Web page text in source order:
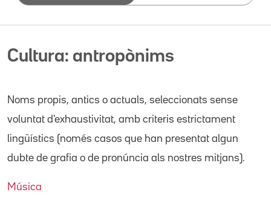
Cultura: antropònims
Noms propis, antics o actuals, seleccionats sense
voluntat d'exhaustivitat, amb criteris estrictament
lingüístics (només casos que han presentat algun
dubte de grafia o de pronúncia als nostres mitjans).
Música